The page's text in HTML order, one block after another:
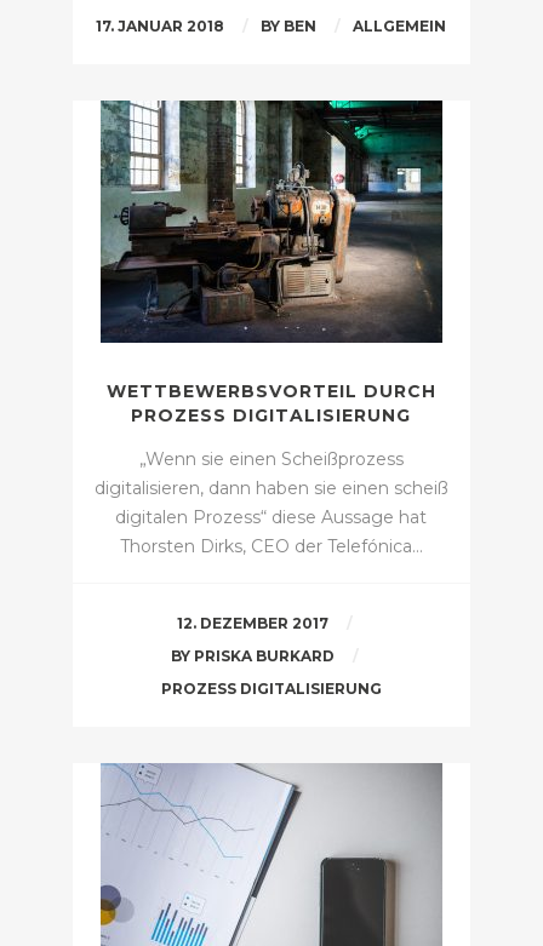
17. JANUAR 2018 BY BEN ALLGEMEIN
WETTBEWERBSVORTEIL DURCH
PROZESS DIGITALISIERUNG
„Wenn sie einen Scheißprozess
digitalisieren, dann haben sie einen scheiß
digitalen Prozess“ diese Aussage hat
Thorsten Dirks, CEO der Telefónica…
12. DEZEMBER 2017
BY PRISKA BURKARD
PROZESS DIGITALISIERUNG